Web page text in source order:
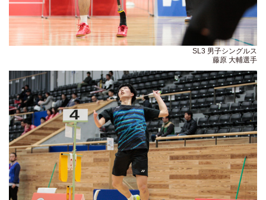
SL3 男子シングルス
藤原 大輔選手